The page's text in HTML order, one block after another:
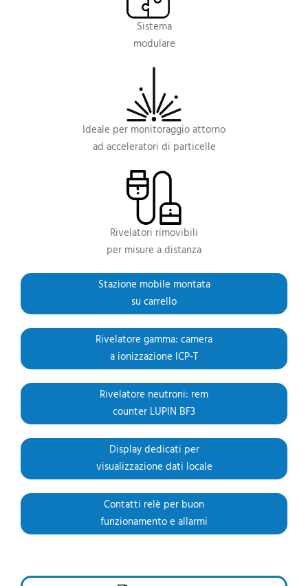
Sistema
modulare
Ideale per monitoraggio attorno
ad acceleratori di particelle
Rivelatori rimovibili
per misure a distanza
Stazione mobile montata
su carrello
Rivelatore gamma: camera
a ionizzazione ICP-T
Rivelatore neutroni: rem
counter LUPIN BF3
Display dedicati per
visualizzazione dati locale
Contatti relè per buon
funzionamento e allarmi